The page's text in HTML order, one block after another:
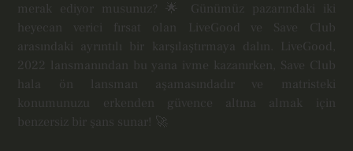
merak ediyor musunuz? 🌟 Günümüz pazarındaki iki
heyecan verici fırsat olan LiveGood ve Save Club
arasındaki ayrıntılı bir karşılaştırmaya dalın. LiveGood,
2022 lansmanından bu yana ivme kazanırken, Save Club
hala ön lansman aşamasındadır ve matristeki
konumunuzu erkenden güvence altına almak için
benzersiz bir şans sunar! 🚀